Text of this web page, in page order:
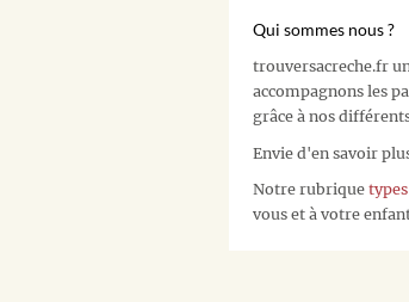
Qui sommes nous ?
trouversacreche.fr
accompagnons les
grâce à nos
Envie d'en savoir
Notre rubrique
vous et à votre